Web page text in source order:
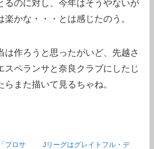
るのに対し、今年はそうやないが
楽かな・・・とは感じたのう。
は作ろうと思ったがいど、先越さ
スペランサと奈良クラブにしたじ
らまた描いて見るちゃね。
プロサ
Jリーグはグレイトフル・デ